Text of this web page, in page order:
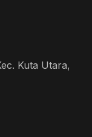
Kuta Utara,